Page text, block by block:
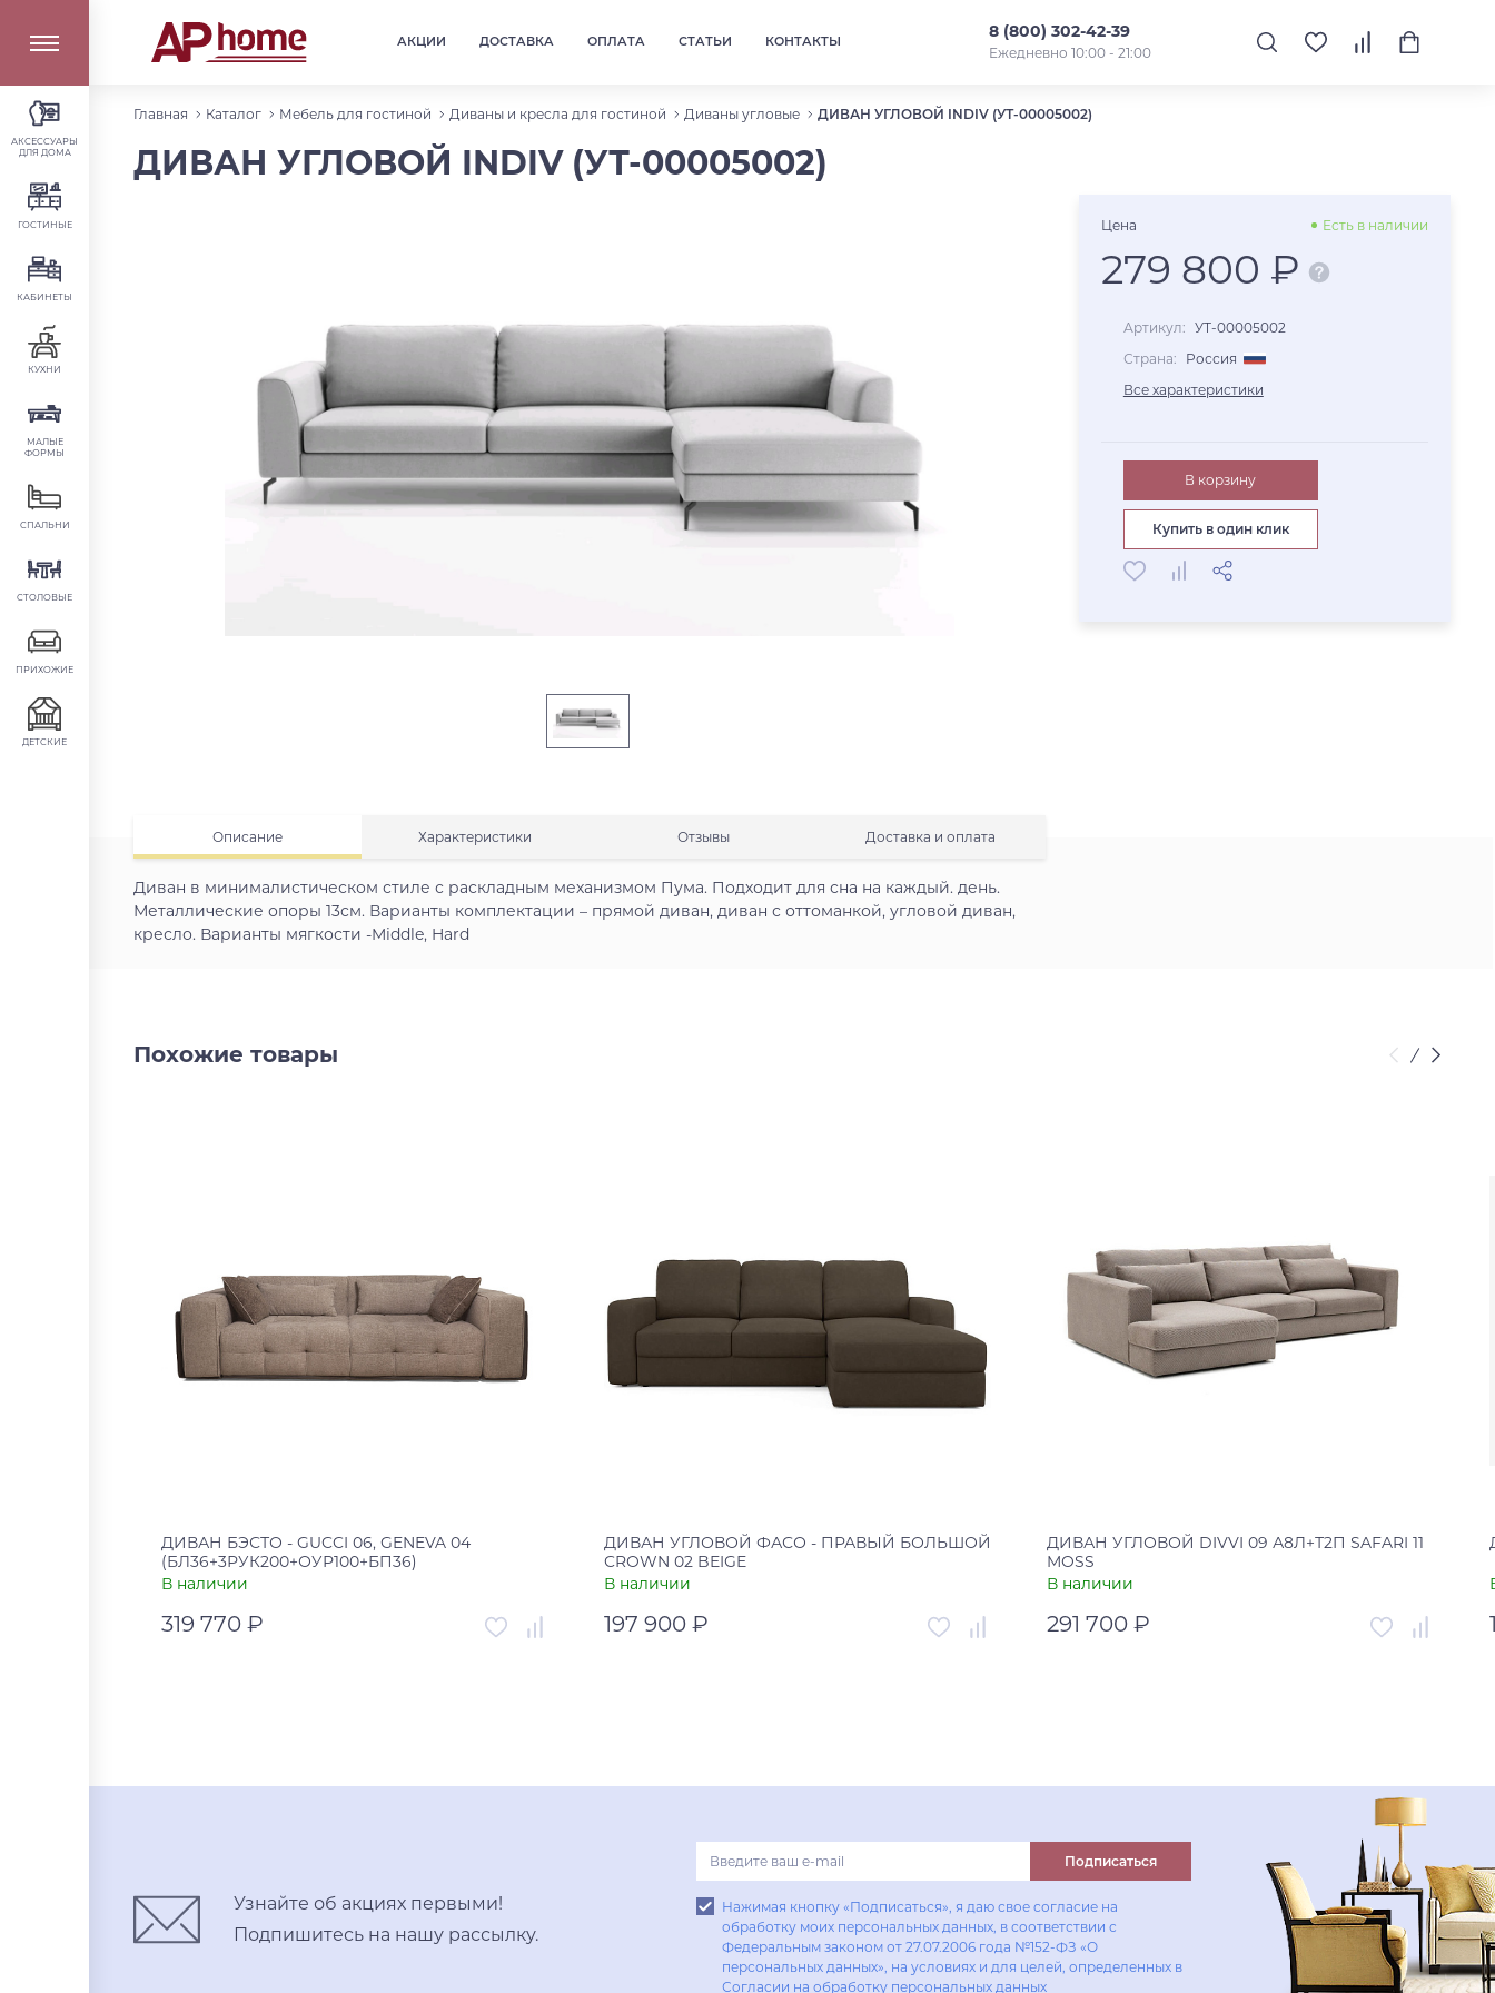
АКЦИИ ДОСТАВКА ОПЛАТА СТАТЬИ КОНТАКТЫ 8 (800) 302-42-39
Ежедневно 10:00 - 21:00
АКСЕССУАРЫ
ДЛЯ ДОМА
ГОСТИНЫЕ
КАБИНЕТЫ
КУХНИ
МАЛЫЕ
ФОРМЫ
СПАЛЬНИ
СТОЛОВЫЕ
ПРИХОЖИЕ
ДЕТСКИЕ
Главная Каталог Мебель для гостиной Диваны и кресла для гостиной Диваны угловые ДИВАН УГЛОВОЙ INDIV (УТ-00005002)
ДИВАН УГЛОВОЙ INDIV (УТ-00005002)
Описание Характеристики Отзывы Доставка и оплата
Диван в минималистическом стиле с раскладным механизмом Пума. Подходит для сна на каждый. день.
Металлические опоры 13см. Варианты комплектации – прямой диван, диван с оттоманкой, угловой диван,
кресло. Варианты мягкости -Middle, Hard
Цена Есть в наличии
279 800 ₽
Артикул: УТ-00005002
Страна:
Россия
Все характеристики
В корзину
Купить в один клик
Похожие товары
ДИВАН БЭСТО - GUCCI 06, GENEVA 04
(БЛ36+3РУК200+ОУР100+БП36)
В наличии
319 770 ₽
Купить в один клик
ДИВАН УГЛОВОЙ ФАСО - ПРАВЫЙ БОЛЬШОЙ
CROWN 02 BEIGE
В наличии
197 900 ₽
Купить в один клик
ДИВАН УГЛОВОЙ DIVVI 09 А8Л+Т2П SAFARI 11
MOSS
В наличии
291 700 ₽
Купить в один клик
Узнайте об акциях первыми!
Подпишитесь на нашу рассылку.
Подписаться
Нажимая кнопку «Подписаться», я даю свое согласие на
обработку моих персональных данных, в соответствии с
Федеральным законом от 27.07.2006 года №152-ФЗ «О
персональных данных», на условиях и для целей, определенных в
Согласии на обработку персональных данных